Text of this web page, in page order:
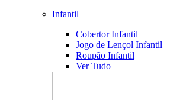
Infantil
Cobertor Infantil
Jogo de Lençol Infantil
Roupão Infantil
Ver Tudo